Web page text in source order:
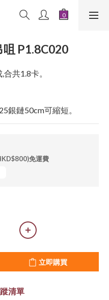
P1.8C020
共1.8卡。
銀鏈50cm可縮短。
免運費
立即購買
清單